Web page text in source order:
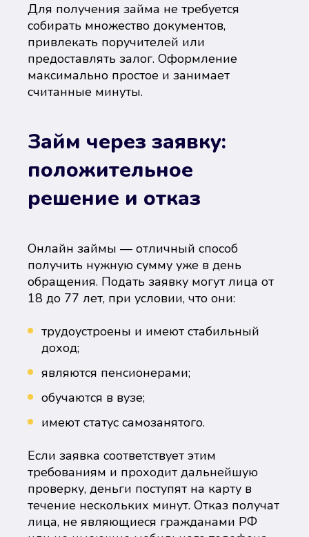
Для получения займа не требуется
собирать множество документов,
привлекать поручителей или
предоставлять залог. Оформление
максимально простое и занимает
считанные минуты.
Займ через заявку:
положительное
решение и отказ
Онлайн займы — отличный способ
получить нужную сумму уже в день
обращения. Подать заявку могут лица от
18 до 77 лет, при условии, что они:
трудоустроены и имеют стабильный
доход;
являются пенсионерами;
обучаются в вузе;
имеют статус самозанятого.
Если заявка соответствует этим
требованиям и проходит дальнейшую
проверку, деньги поступят на карту в
течение нескольких минут. Отказ получат
лица, не являющиеся гражданами РФ